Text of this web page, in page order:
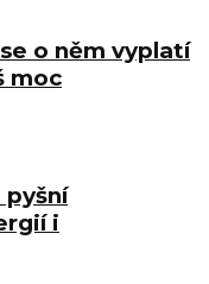
o něm vyplatí
moc
pyšní
i